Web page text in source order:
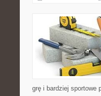
grę i bardziej sportowe